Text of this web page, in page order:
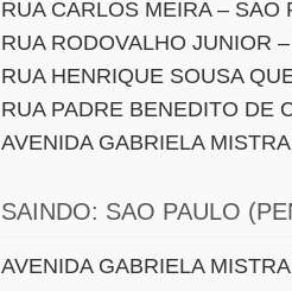
RUA CARLOS MEIRA – SAO
RUA RODOVALHO JUNIOR
RUA HENRIQUE SOUSA
RUA PADRE BENEDITO DE
AVENIDA GABRIELA
SAINDO: SAO PAULO
AVENIDA GABRIELA